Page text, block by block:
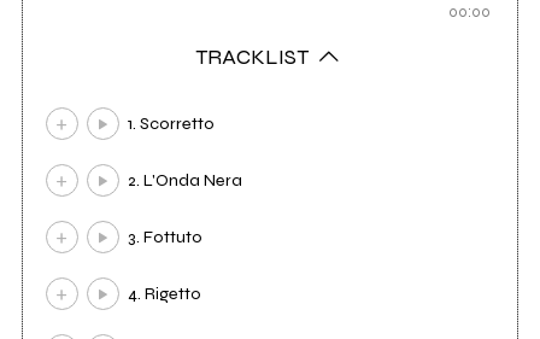
00:00
TRACKLIST
1. Scorretto
2. L'Onda Nera
3. Fottuto
4. Rigetto